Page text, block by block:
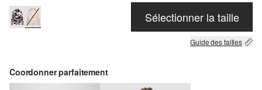
Sélectionner la taille
Guide des tailles
Coordonner parfaitement